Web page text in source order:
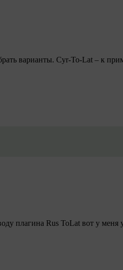
варианты. Cyr-To-Lat – к
плагина Rus ToLat вот у меня